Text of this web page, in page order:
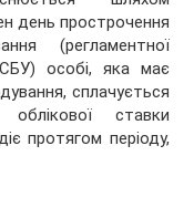
день прострочення
(регламентної
особі, яка має
сплачується
ставки
протягом періоду,